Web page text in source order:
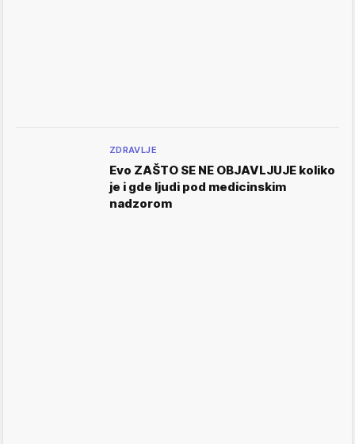
ZDRAVLJE
Evo ZAŠTO SE NE OBJAVLJUJE koliko
je i gde ljudi pod medicinskim
nadzorom